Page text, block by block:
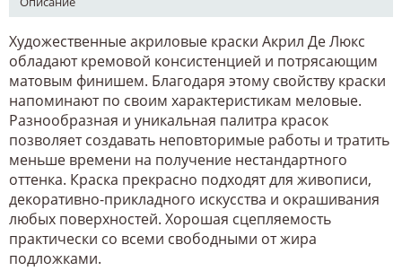
Художественные акриловые краски Акрил Де Люкс
обладают кремовой консистенцией и потрясающим
матовым финишем. Благодаря этому свойству краски
напоминают по своим характеристикам меловые.
Разнообразная и уникальная палитра красок
позволяет создавать неповторимые работы и тратить
меньше времени на получение нестандартного
оттенка. Краска прекрасно подходят для живописи,
декоративно-прикладного искусства и окрашивания
любых поверхностей. Хорошая сцепляемость
практически со всеми свободными от жира
подложками.